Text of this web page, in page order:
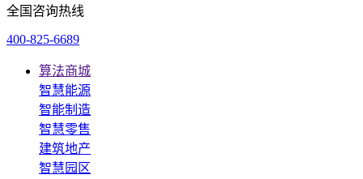
全国咨询热线
400-825-6689
算法商城
智慧能源
智能制造
智慧零售
建筑地产
智慧园区